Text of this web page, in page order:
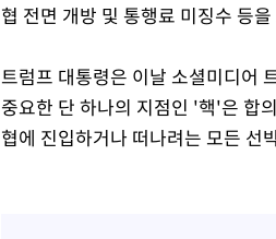
협 전면 개방 및 통행료 미징수 등
트럼프 대통령은 이날 소셜미디어
중요한 단 하나의 지점인 '핵'은 합
협에 진입하거나 떠나려는 모든 선